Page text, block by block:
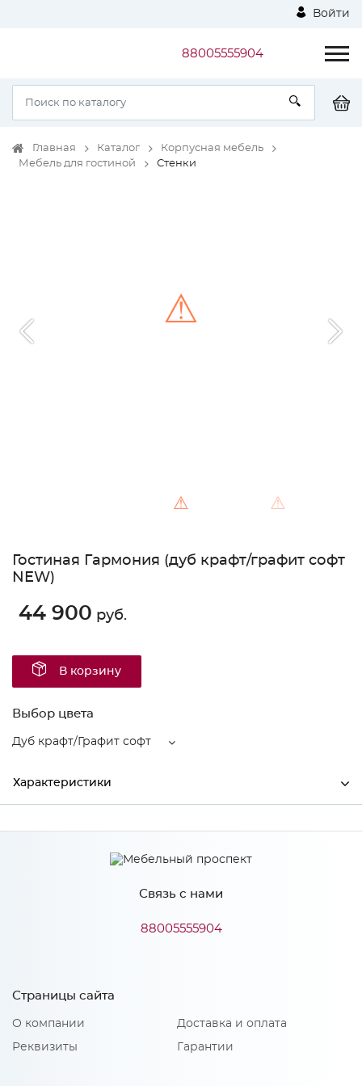
Войти
88005555904
Главная Каталог
Корпусная мебель
Мебель для гостиной
Стенки
⚠ ⚠
⚠
Гостиная Гармония (дуб крафт/графит софт
NEW)
44 900 руб.
В корзину
Выбор цвета
Дуб крафт/Графит софт
Характеристики
Производитель МиФ
Дуб крафт/Графит софт
ЛДСП
Количество упаковок: 5
Связь с нами
88005555904
Страницы сайта
О компании
Реквизиты
Доставка и оплата
Гарантии